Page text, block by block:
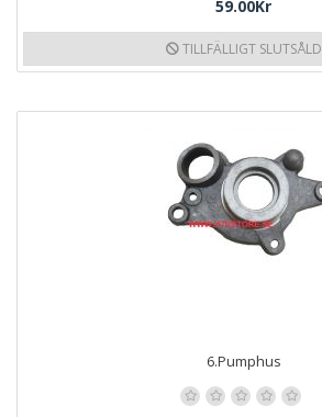
59.00Kr
TILLFÄLLIGT SLUTSÅLD
6.Pumphus